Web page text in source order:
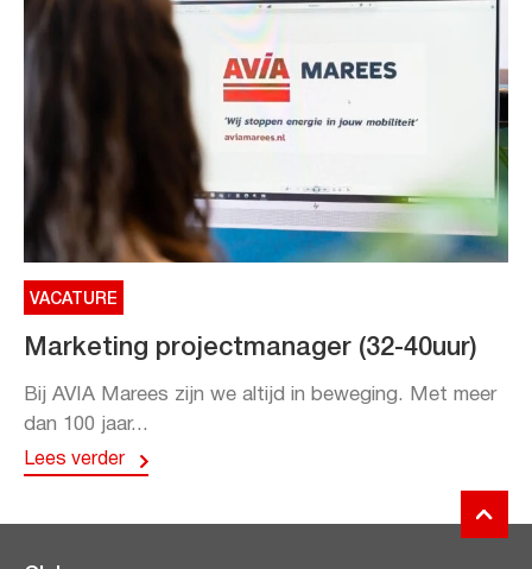
VACATURE
Marketing projectmanager (32-40uur)
Bij AVIA Marees zijn we altijd in beweging. Met meer
dan 100 jaar...
Lees verder